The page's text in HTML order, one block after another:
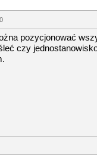
pozycjonować
czy